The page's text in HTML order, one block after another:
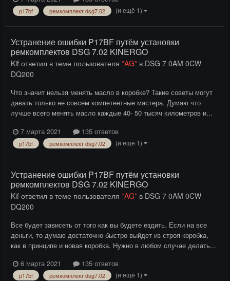
p17bf ремкомплект dsg7.02 (и ещё 1)
Устранение ошибки P17BF путём установки
ремкомплектов DSG 7.02 KINERGO
Kif ответил в теме пользователя *AG* в DSG 7 0AM 0CW
DQ200
Что значит нельзя менять масло в коробке? Такие советы могут
давать только не совсем компетентные мастера. Думаю что
лучше всего менять масло каждые 40- 50 тысяч километров и...
7 марта 2021
135 ответов
p17bf ремкомплект dsg7.02 (и ещё 1)
Устранение ошибки P17BF путём установки
ремкомплектов DSG 7.02 KINERGO
Kif ответил в теме пользователя *AG* в DSG 7 0AM 0CW
DQ200
Все будет зависеть от того как вы будете ездить. Если на все
деньги, то думаю достаточно быстро выйдет из строя коробка,
как в принципе и новая коробка. Нужно в любом случае делать...
6 марта 2021
135 ответов
p17bf ремкомплект dsg7.02 (и ещё 1)